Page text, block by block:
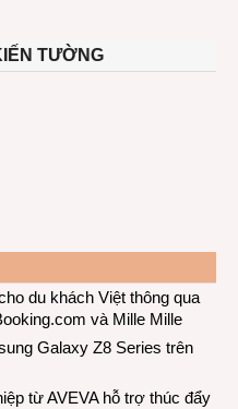
TƯỜNG
du khách Việt thông qua
và Mille Mille
Galaxy Z8 Series trên
từ AVEVA hỗ trợ thúc đẩy